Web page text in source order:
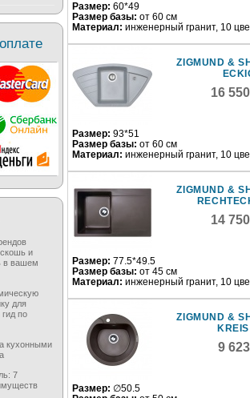
Размер: 60*49
Размер базы: от 60 см
Материал: инженерный гранит, 10
ZIGMUND &
16
Размер: 93*51
Размер базы: от 60 см
Материал: инженерный гранит, 10
ZIGMUND &
14
Размер: 77.5*49.5
Размер базы: от 45 см
Материал: инженерный гранит, 10
ZIGMUND &
9
Размер: ∅50.5
и
в вашем
для
по
кухонными
7